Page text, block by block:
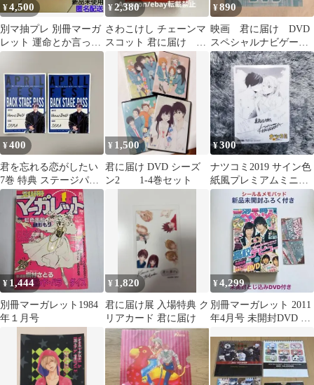
¥4,500
別マ抽プレ 別冊マーガ
レット 運命とか言って
みる メモパッド ともす
¥2,380
さわこけし チェーンマ
スコット 君に届け 別
冊マーガレット付録
¥890
映画 君に届け DVD
スペシャルナビゲー
ト 雑誌付録
¥400
君を忘れる恋がしたい
7巻 特典 ステージパス
ステッカー 2枚セット
¥ 1,500
君に届け DVD シーズ
ン2 1-4巻セット
¥300
ナツコミ2019 サイン色
紙風プレミアムミニ下
敷き 素敵な彼氏
¥ 1,444
別冊マーガレット1984
年１月号
¥ 1,820
君に届け展 入場特典 ク
リアカード 君に届け
¥4,299
別冊マーガレット 2011
年4月号 未開封DVD 新
イド